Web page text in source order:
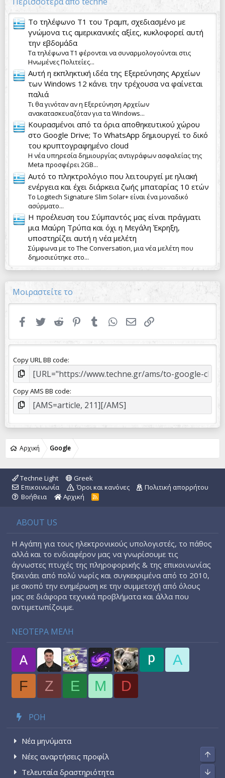
Το τηλέφωνο T1 του Τραμπ, σχεδιασμένο με
γνώμονα τις αμερικανικές αξίες, κυκλοφορεί αυτή
την εβδομάδα
Τα τηλέφωνα T1 φέρονται να συναρμολογούνται στις
Ηνωμένες Πολιτείες...
Αυτή η εκπληκτική ιδέα της Εξερεύνησης Αρχείων
των Windows 12 κάνει την τρέχουσα να φαίνεται
παλιά
Τι θα γινόταν αν η Εξερεύνηση Αρχείων
ανακατασκευαζόταν για τα Windows...
Κουρασμένοι από τα όρια αποθηκευτικού χώρου
στο Google Drive; Το WhatsApp δημιουργεί το δικό
του κρυπτογραφημένο cloud
Η νέα υπηρεσία δημιουργίας αντιγράφων ασφαλείας της
Meta προσφέρει 2GB...
Αυτό το πληκτρολόγιο που λειτουργεί με ηλιακή
ενέργεια και έχει διάρκεια ζωής μπαταρίας 10 ετών
Το Logitech Signature Slim Solar+ είναι ένα μοναδικό
ασύρματο...
Η προέλευση του Σύμπαντός μας είναι πράγματι
μια Μαύρη Τρύπα και όχι η Μεγάλη Έκρηξη,
υποστηρίζει αυτή η νέα μελέτη
Σύμφωνα με το The Conversation, μια νέα μελέτη που
δημοσιεύτηκε στο...
Μοιραστείτε το
Facebook
Twitter Reddit Pinterest
Tumblr WhatsApp
Email
Copy URL BB code
Copy AMS BB code
Αρχική Google
Techne Light
Greek
Επικοινωνία
Όροι και κανόνες
Πολιτική απορρήτου
Βοήθεια
Αρχική
R
ABOUT US
Η Αγάπη για τους ηλεκτρονικούς υπολογιστές, το πάθος
αλλά και το ενδιαφέρον μας να γνωρίσουμε τις
άγνωστες πτυχές της πληροφορικής & της επικοινωνίας
ξεκινάει από πολύ νωρίς και συγκεκριμένα από το 2010,
με σκοπό την ενημέρωση κε την συμμετοχή από όλους
μας σε διάφορα τεχνικά προβλήματα και άλλα που
αντιμετωπίζουμε.
ΝΕΟΤΕΡΑ ΜΕΛΗ
A
F
Z E M D
ΡΟΉ
Νέα μηνύματα
Νέες αναρτήσεις προφίλ
Τελευταία δραστηριότητα
Top